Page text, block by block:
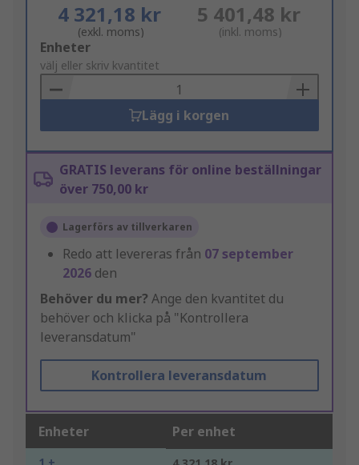
4 321,18 kr
(exkl. moms)
5 401,48 kr
(inkl. moms)
Add
to
Basket
Enheter
välj eller skriv kvantitet
Lägg i korgen
GRATIS leverans för online beställningar
över 750,00 kr
Lagerförs av tillverkaren
Redo att levereras från 07 september
2026 den
Behöver du mer? Ange den kvantitet du
behöver och klicka på "Kontrollera
leveransdatum"
Kontrollera leveransdatum
Enheter Per enhet